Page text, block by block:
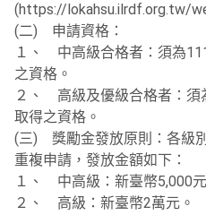
(https://lokahsu.ilrdf.org.tw/
(二) 申請資格：
１、 中高級合格者：須為
之資格。
２、 高級及優級合格者：須
取得之資格。
(三) 獎勵金發放原則：各級
重複申請，發放金額如下：
１、 中高級：新臺幣5,000元
２、 高級：新臺幣2萬元。